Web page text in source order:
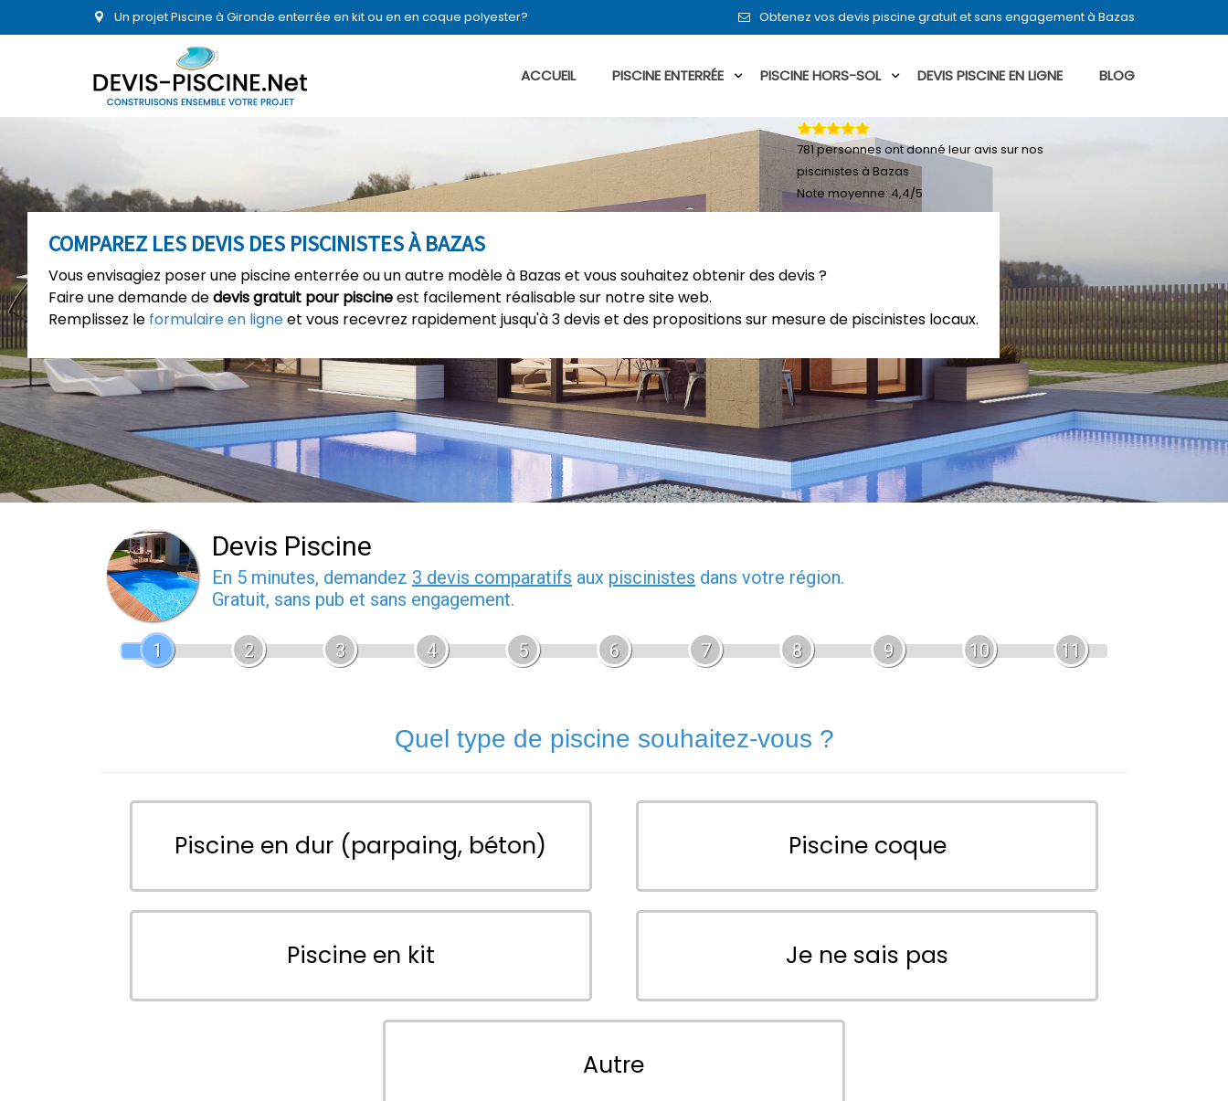
Un projet Piscine à Gironde enterrée en kit ou en en coque polyester? Obtenez vos devis piscine gratuit et sans engagement à Bazas
ACCUEIL PISCINE ENTERRÉE PISCINE HORS-SOL DEVIS PISCINE EN LIGNE BLOG
COMPAREZ LES DEVIS DES PISCINISTES À BAZAS
Vous envisagiez poser une piscine enterrée ou un autre modèle à Bazas et vous souhaitez obtenir des devis ?
Faire une demande dedevis gratuit pour piscineest facilement réalisable sur notre site web.
Remplissez le formulaire en ligneet vous recevrez rapidement jusqu'à 3 devis et des propositions sur mesure de piscinistes locaux.
781personnes ont donné leuravis sur nos
piscinistes à Bazas
Note moyenne:4,4/5
Devis Piscine
En 5 minutes, demandez 3 devis comparatifs aux piscinistes dans votre région.
Gratuit, sans pub et sans engagement.
1 2 3 4 5 6 7 8 9 10 11
Quel type de piscine souhaitez-vous ?
Piscine en dur (parpaing, béton) Piscine coque
Piscine en kit Je ne sais pas
Autre